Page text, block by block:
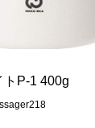
トP-1 400g